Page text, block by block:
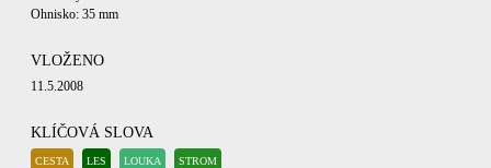
Ohnisko: 35 mm
VLOŽENO
11.5.2008
KLÍČOVÁ SLOVA
CESTA LES LOUKA STROM